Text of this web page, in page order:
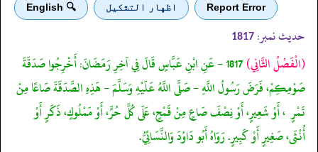
Report Error اظهار التشكيل 🔍 English
حدیث نمبر: 1817
(الْفَصْلُ الثَّانِي)
1817 - عَنِ ابْنِ عَبَّاسٍ قَالَ فِي آخِرِ رَمَضَانَ: أَخْرِجُوا صَدَقَةَ
صَوْمِكِمْ، فَرَضَ رَسُولُ اللَّهِ - صَلَّى اللَّهُ عَلَيْهِ وَسَلَّمَ - هَذِهِ الصَّدَقَةَ صَاعًا مِنْ
تَمْرٍ ، أَوْ شَعِيرٍ، أَوْ نِصْفَ صَاعٍ مِنْ قَمْحٍ، عَلَى كُلِّ حُرٍّ، أَوْ مَمْلُوكٍ، ذَكَرٍ أَوْ
أُنْثَى، صَغِيرٍ أَوْ كَبِيرٍ. رَوَاهُ أَبُو دَاوُدَ وَالنَّسَائِيُّ.